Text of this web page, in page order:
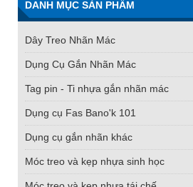
DANH MỤC SẢN PHẨM
Dây Treo Nhãn Mác
Dụng Cụ Gắn Nhãn Mác
Tag pin - Ti nhựa gắn nhãn mác
Dụng cụ Fas Bano'k 101
Dụng cụ gắn nhãn khác
Móc treo và kẹp nhựa sinh học